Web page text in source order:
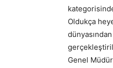
Oldukça
Genel